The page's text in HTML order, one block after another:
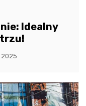
Idealny